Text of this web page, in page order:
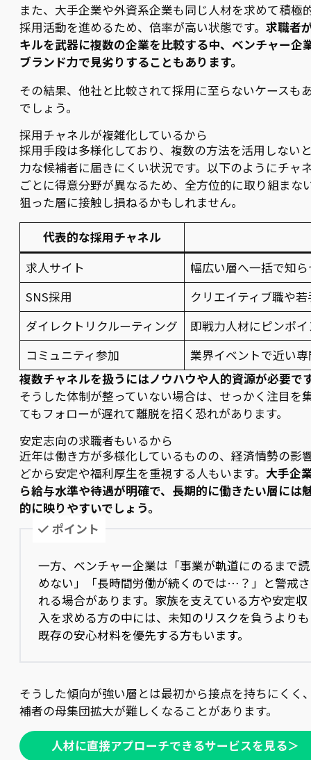
また、大手企業や外資系企業も同じ人材を求めて積極
採用活動を進めるため、倍率が高い状態です。 求職者
キルを武器に複数の企業を比較する中、ベンチャー企
ブランド力で見劣りすることもあります。
その結果、他社と比較されて採用に至らないケースも
でしょう。
採用チャネルが複雑化しているから
採用手段は多様化しており、複数の方法を活用しない
力な候補者に届きにくい状況です。以下のようにチャ
ごとに得意分野が異なるため、全方位的に取り組まな
狙った層に接触し損ねるかもしれません。
代表的な採用チャネル
求人サイト
幅広い層へ一括で知
SNS採用
クリエイティブ職や
ダイレクトリクルーティング
即戦力人材にピンポ
コミュニティ参加
業界イベントで近い
複数チャネルを扱うにはノウハウや人的資源が必要で
そうした体制が整っていない場合は、せっかく注目を
てもフォローが遅れて離脱を招く恐れがあります。
安定志向の求職者もいるから
近年は働き方が多様化しているものの、経済情勢の影
どから安定や福利厚生を重視する人もいます。 大手企
ら給与水準や待遇が明確で、長期的に働きたい層には
的に映りやすいでしょう。
ポイント
一方、ベンチャー企業は「事業が軌道にのるまで読
めない」「長時間労働が続くのでは…？」と警戒さ
れる場合があります。家族を支えている方や安定収
入を求める方の中には、未知のリスクを負うよりも
既存の安心材料を優先する方もいます。
そうした傾向が強い層とは最初から接点を持ちにくく
補者の母集団拡大が難しくなることがあります。
人材に直接アプローチできるサービスを見る＞